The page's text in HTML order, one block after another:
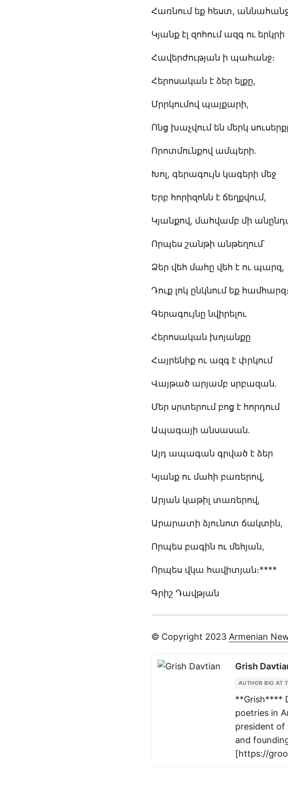
Հառնում եք հեստ,
Կյանք էլ զոհում ազգ ու երկրի
Հավերժության ի պահանջ։
Հերոսական է ձեր ելքը,
Մրրկումով պայքարի,
Ոնց խաչվում են մերկ
Որոտմունքով ամպերի․
Խոլ, գերագույն կագերի մեջ
Երբ հորիզոնն է ճեղքվում,
Կյանքով, մահվամբ մի
Որպես շանթի անթեղում՝
Ձեր վեհ մահը վեհ է ու պարզ,
Դուք լոկ ընկնում եք համհարզ։
Գերագույնը նվիրելու
Հերոսական խոյանքը
Հայրենիք ու ազգ է փրկում
Վայթած արյամբ սրբազան․
Մեր սրտերում բոց է հորդում
Ապագայի անսասան․
Այդ ապագան գրված է ձեր
Կյանք ու մահի բառերով,
Արյան կաթիլ տառերով,
Արարատի ձյունոտ ճակտին,
Որպես բագին ու մեհյան,
Որպես վկա հավիտյան։****
Գրիշ Դավթյան
© Copyright 2023 Armenian
Grish
AUTHOR BIO AT
**Grish****
poetries in
president of
and
[https://